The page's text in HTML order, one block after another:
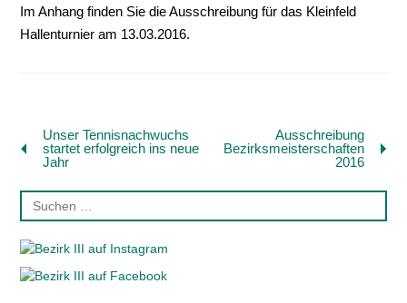
Im Anhang finden Sie die Ausschreibung für das Kleinfeld
Hallenturnier am 13.03.2016.
Ausschreibung
Bezirksmeisterschaften
2016
Unser Tennisnachwuchs
startet erfolgreich ins neue
Jahr